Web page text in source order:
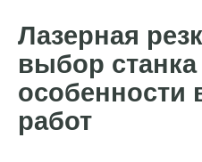
Лазерная
выбор
особенности
работ